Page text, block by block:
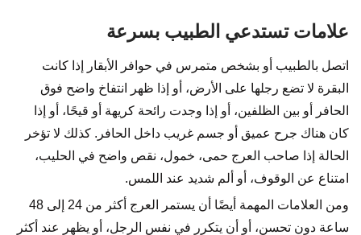
علامات تستدعي الطبيب بسرعة
اتصل بالطبيب أو بشخص متمرس في حوافر الأبقار إذا كانت
البقرة لا تضع رجلها على الأرض، أو إذا ظهر انتفاخ واضح فوق
الحافر أو بين الظلفين، أو إذا وجدت رائحة كريهة أو قيحًا، أو إذا
كان هناك جرح عميق أو جسم غريب داخل الحافر. كذلك لا تؤخر
الحالة إذا صاحب العرج حمى، خمول، نقص واضح في الحليب،
امتناع عن الوقوف، أو ألم شديد عند اللمس.
ومن العلامات المهمة أيضًا أن يستمر العرج أكثر من 24 إلى 48
ساعة دون تحسن، أو أن يتكرر في نفس الرجل، أو يظهر عند أكثر